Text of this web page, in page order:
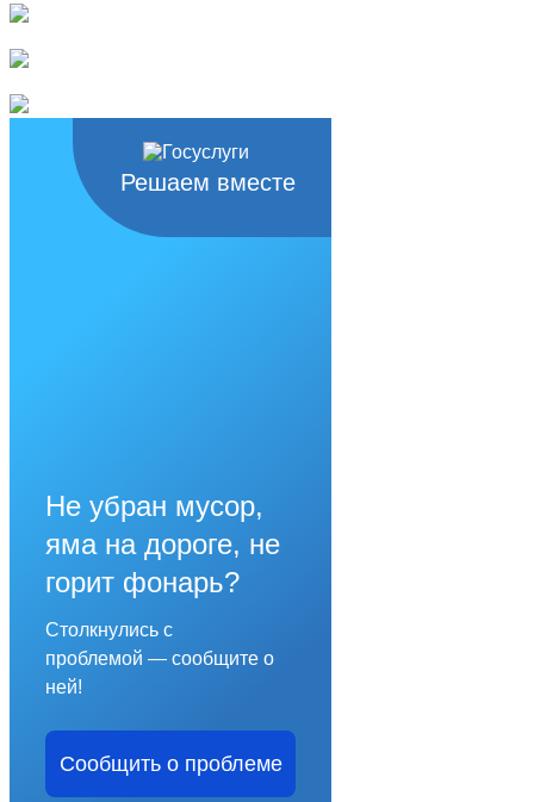
Решаем вместе
Не убран мусор,
яма на дороге, не
горит фонарь?
Столкнулись с
проблемой — сообщите о
ней!
Сообщить о проблеме